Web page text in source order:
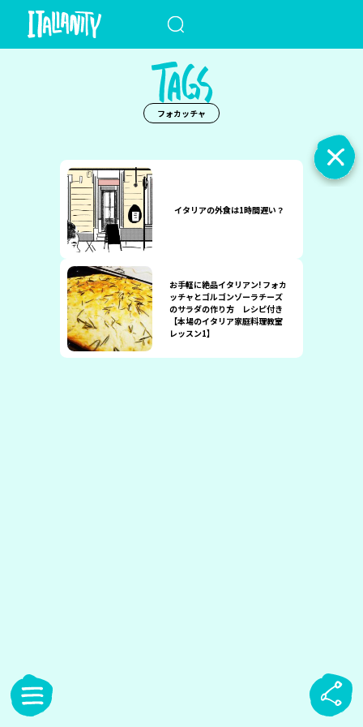
フォカッチャ
イタリアの外食は1時間遅い？
お手軽に絶品イタリアン! フォカ
ッチャとゴルゴンゾーラチーズ
のサラダの作り方 レシピ付き
【本場のイタリア家庭料理教室
レッスン1】